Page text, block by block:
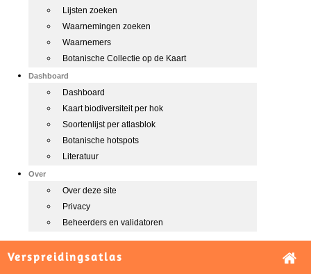
Lijsten zoeken
Waarnemingen zoeken
Waarnemers
Botanische Collectie op de Kaart
Dashboard
Dashboard
Kaart biodiversiteit per hok
Soortenlijst per atlasblok
Botanische hotspots
Literatuur
Over
Over deze site
Privacy
Beheerders en validatoren
Verspreidingsatlas